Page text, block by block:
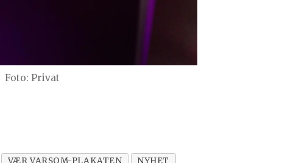
Foto: Privat
VÆR VARSOM-PLAKATEN NYHET